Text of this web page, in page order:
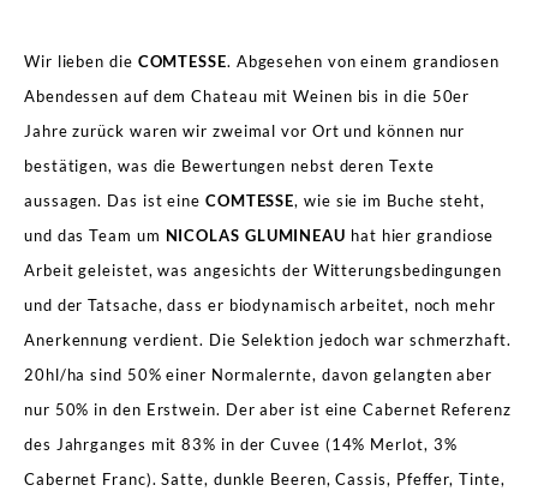
Wir lieben die COMTESSE. Abgesehen von einem grandiosen
Abendessen auf dem Chateau mit Weinen bis in die 50er
Jahre zurück waren wir zweimal vor Ort und können nur
bestätigen, was die Bewertungen nebst deren Texte
aussagen. Das ist eine COMTESSE, wie sie im Buche steht,
und das Team um NICOLAS GLUMINEAU hat hier grandiose
Arbeit geleistet, was angesichts der Witterungsbedingungen
und der Tatsache, dass er biodynamisch arbeitet, noch mehr
Anerkennung verdient. Die Selektion jedoch war schmerzhaft.
20hl/ha sind 50% einer Normalernte, davon gelangten aber
nur 50% in den Erstwein. Der aber ist eine Cabernet Referenz
des Jahrganges mit 83% in der Cuvee (14% Merlot, 3%
Cabernet Franc). Satte, dunkle Beeren, Cassis, Pfeffer, Tinte,